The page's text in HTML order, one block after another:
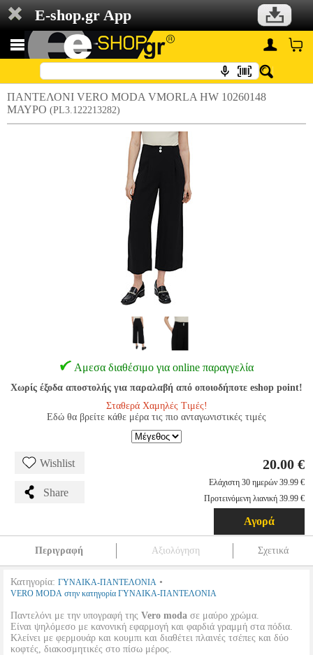
E-shop.gr App
ΠΑΝΤΕΛΟΝΙ VERO MODA VMORLA HW 10260148
ΜΑΥΡΟ (PL3.122213282)
Αμεσα διαθέσιμο για online παραγγελία
Χωρίς έξοδα αποστολής για παραλαβή από οποιοδήποτε eshop point!
Σταθερά Χαμηλές Τιμές!
Εδώ θα βρείτε κάθε μέρα τις πιο ανταγωνιστικές τιμές
Wishlist
Share
20.00 €
Ελάχιστη 30 ημερών 39.99 €
Προτεινόμενη λιανική 39.99 €
Αγορά
Περιγραφή Αξιολόγηση Σχετικά
Κατηγορία: ΓΥΝΑΙΚΑ-ΠΑΝΤΕΛΟΝΙΑ •
VERO MODA στην κατηγορία ΓΥΝΑΙΚΑ-ΠΑΝΤΕΛΟΝΙΑ
Παντελόνι με την υπογραφή της Vero moda σε μαύρο χρώμα.
Είναι ψηλόμεσο με κανονική εφαρμογή και φαρδιά γραμμή στα πόδια.
Κλείνει με φερμουάρ και κουμπι και διαθέτει πλαινές τσέπες και δύο
κοφτές, διακοσμητικές στο πίσω μέρος.